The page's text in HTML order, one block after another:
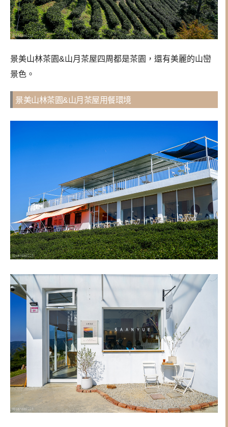
景美山林茶園&山月茶屋四周都是茶園，還有美麗的山巒
景色。
景美山林茶園&山月茶屋用餐環境